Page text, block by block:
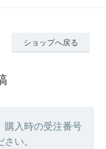
ショップへ戻る
購入時の受注番号
い。